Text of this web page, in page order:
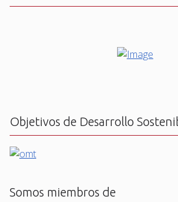
Objetivos de Desarrollo
Somos miembros de